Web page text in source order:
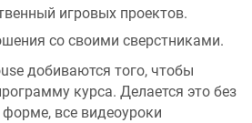
игровых проектов.
со своими сверстниками.
добиваются того, чтобы
курса. Делается это без
все видеоуроки